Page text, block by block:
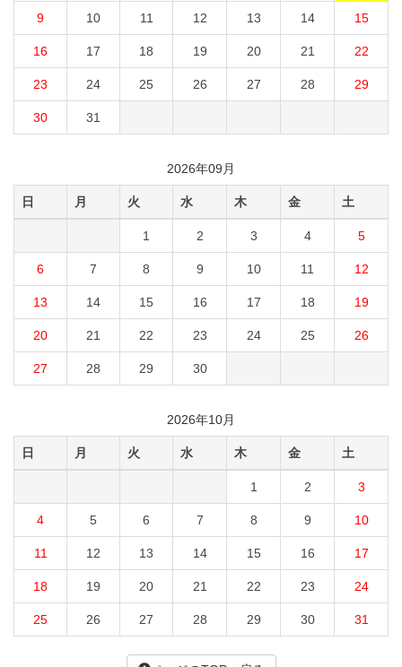
9 10 11 12 13 14 15
16 17 18 19 20 21 22
23 24 25 26 27 28 29
30 31
2026年09月
日 月 火 水 木 金 土
1 2 3 4 5
6 7 8 9 10 11 12
13 14 15 16 17 18 19
20 21 22 23 24 25 26
27 28 29 30
2026年10月
日 月 火 水 木 金 土
1 2 3
4 5 6 7 8 9 10
11 12 13 14 15 16 17
18 19 20 21 22 23 24
25 26 27 28 29 30 31